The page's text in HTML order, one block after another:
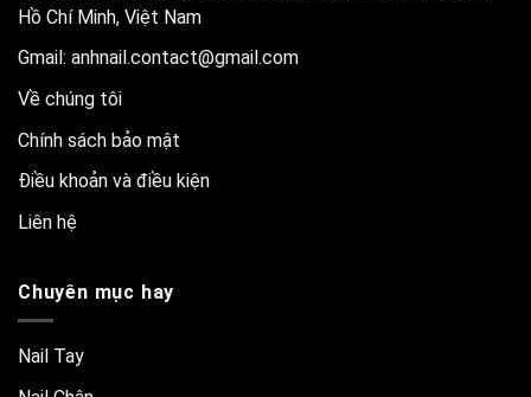
Hồ Chí Minh, Việt Nam
Gmail: anhnail.contact@gmail.com
Về chúng tôi
Chính sách bảo mật
Điều khoản và điều kiện
Liên hệ
Chuyên mục hay
Nail Tay